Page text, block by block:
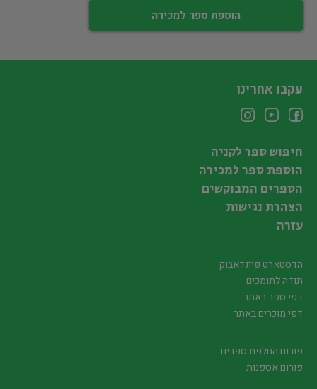
הוספת ספר למכירה
עקבו אחרינו
חיפוש ספר לקניה
הוספת ספר למכירה
הספרים המבוקשים
הצהרת נגישות
עזרה
הדסטארט פיינדאבוק
תודה לתומכים
דפי ספר באתר
דפי מוכרים באתר
פורום החלפת ספרים
פורום אספנות